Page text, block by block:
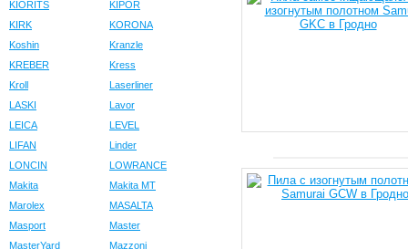
KIORITS
KIPOR
KIRK
KORONA
Koshin
Kranzle
KREBER
Kress
Kroll
Laserliner
LASKI
Lavor
LEICA
LEVEL
LIFAN
Linder
LONCIN
LOWRANCE
Makita
Makita MT
Marolex
MASALTA
Masport
Master
MasterYard
Mazzoni